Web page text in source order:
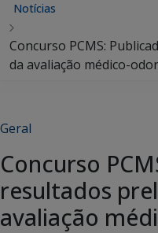
Notícias
Concurso PCMS:
da avaliação médico-
Geral
Concurso
resultados
avaliação